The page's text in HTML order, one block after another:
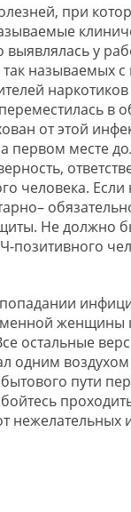
при
выявляласьу
называемых
в
от этой
первом месте
человека. Если
о–
Не должно
Ч-позитивного
женщины
остальные
одним
бытового пути
нежелательных